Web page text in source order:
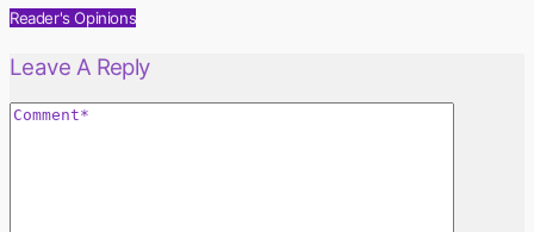
Reader's Opinions
Leave A Reply